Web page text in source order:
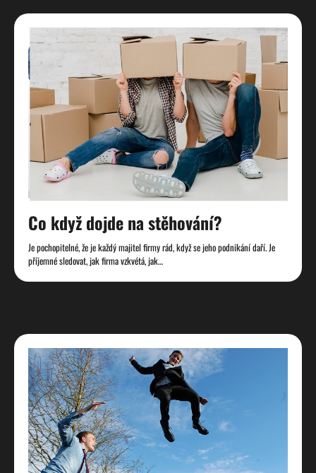
Co když dojde na stěhování?
Je pochopitelné, že je každý majitel firmy rád, když se jeho podnikání daří. Je
příjemné sledovat, jak firma vzkvétá, jak…